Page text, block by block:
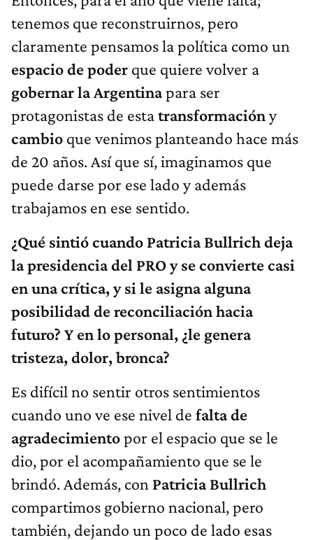
tenemos que reconstruirnos, pero
claramente pensamos la política como un
espacio de poder que quiere volver a
gobernar la Argentinapara ser
protagonistas de estatransformacióny
cambio que venimos planteando hace más
de 20 años. Así que sí, imaginamos que
puede darse por ese lado y además
trabajamos en ese sentido.
¿Qué sintió cuando Patricia Bullrich deja
la presidencia del PRO y se convierte casi
en una crítica, y si le asigna alguna
posibilidad de reconciliación hacia
futuro? Y en lo personal, ¿le genera
tristeza, dolor, bronca?
Es difícil no sentir otros sentimientos
cuando uno ve ese nivel de falta de
agradecimientopor el espacio que se le
dio, por el acompañamiento que se le
brindó. Además, con Patricia Bullrich
compartimos gobierno nacional, pero
también, dejando un poco de lado esas